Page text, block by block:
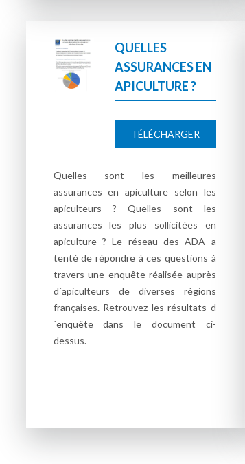
QUELLES
ASSURANCES EN
APICULTURE ?
TÉLÉCHARGER
Quelles sont les meilleures
assurances en apiculture selon les
apiculteurs ? Quelles sont les
assurances les plus sollicitées en
apiculture ? Le réseau des ADA a
tenté de répondre à ces questions à
travers une enquête réalisée auprès
d´apiculteurs de diverses régions
françaises. Retrouvez les résultats d
´enquête dans le document ci-
dessus.